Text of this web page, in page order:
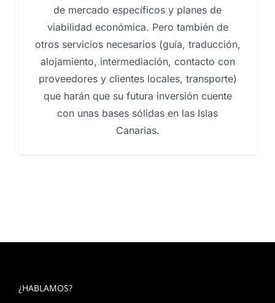
de mercado específicos y planes de
viabilidad económica. Pero también de
otros servicios necesarios (guía, traducción,
alojamiento, intermediación, contacto con
proveedores y clientes locales, transporte)
que harán que su futura inversión cuente
con unas bases sólidas en las Islas
Canarias.
¿HABLAMOS?